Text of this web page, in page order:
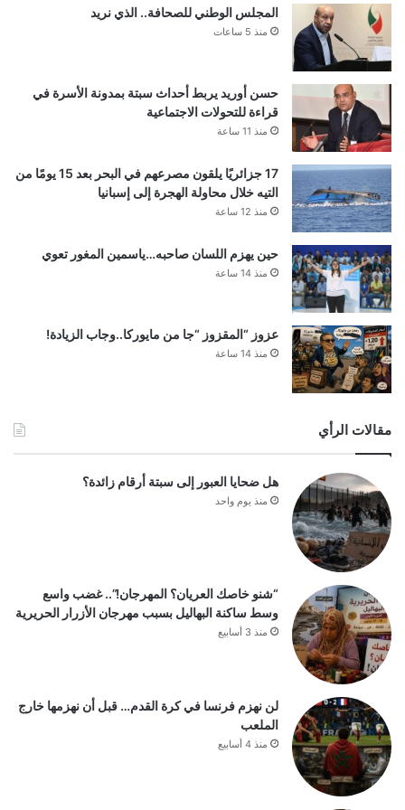
المجلس الوطني للصحافة.. الذي نريد
منذ 5 ساعات
حسن أوريد يربط أحداث سبتة بمدونة الأسرة في
قراءة للتحولات الاجتماعية
منذ 11 ساعة
17 جزائريًا يلقون مصرعهم في البحر بعد 15 يومًا من
التيه خلال محاولة الهجرة إلى إسبانيا
منذ 12 ساعة
حين يهزم اللسان صاحبه…ياسمين المغور تعوي
منذ 14 ساعة
عزوز “المقزوز “جا من مايوركا..وجاب الزيادة!
منذ 14 ساعة
مقالات الرأي
هل ضحايا العبور إلى سبتة أرقام زائدة؟
منذ يوم واحد
“شنو خاصك العريان؟ المهرجان!”.. غضب واسع
وسط ساكنة البهاليل بسبب مهرجان الأزرار الحريرية
منذ 3 أسابيع
لن نهزم فرنسا في كرة القدم… قبل أن نهزمها خارج
الملعب
منذ 4 أسابيع